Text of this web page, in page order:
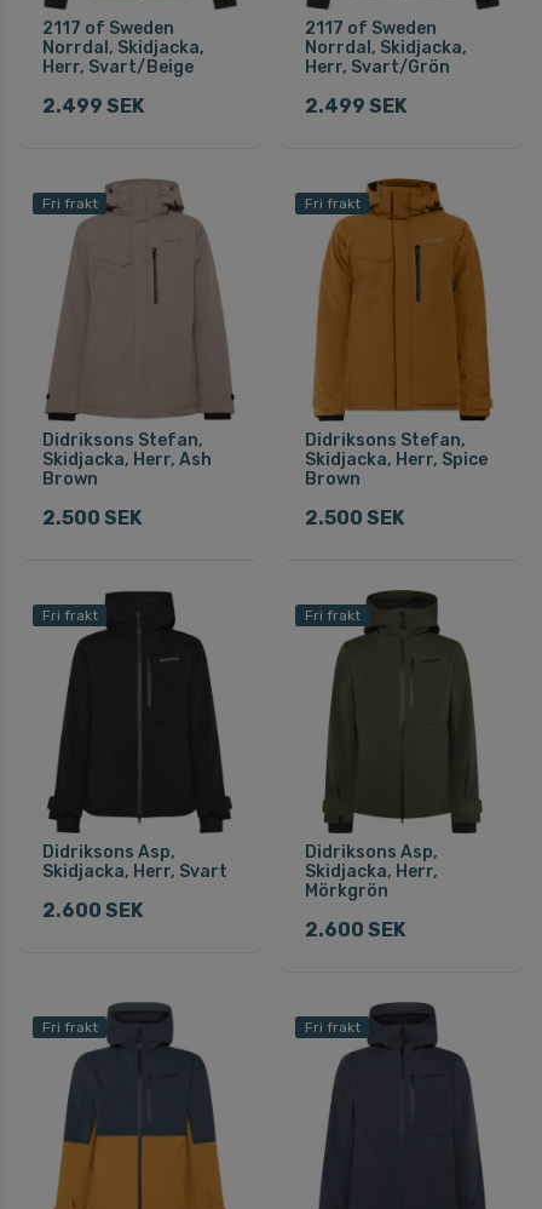
2117 of Sweden
Norrdal, Skidjacka,
Herr, Svart/Beige
2.499 SEK
2117 of Sweden
Norrdal, Skidjacka,
Herr, Svart/Grön
2.499 SEK
Fri frakt
Didriksons Stefan,
Skidjacka, Herr, Ash
Brown
2.500 SEK
Fri frakt
Didriksons Stefan,
Skidjacka, Herr, Spice
Brown
2.500 SEK
Fri frakt
Didriksons Asp,
Skidjacka, Herr, Svart
2.600 SEK
Fri frakt
Didriksons Asp,
Skidjacka, Herr,
Mörkgrön
2.600 SEK
Fri frakt Fri frakt